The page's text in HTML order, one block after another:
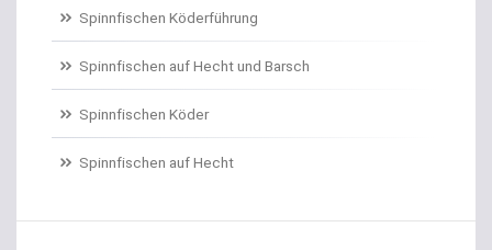
Bivytable
Bleisets
Blinker
Bodentaster
Spinnfischen Köderführung
Spinnfischen auf Hecht und Barsch
Spinnfischen Köder
Spinnfischen auf Hecht